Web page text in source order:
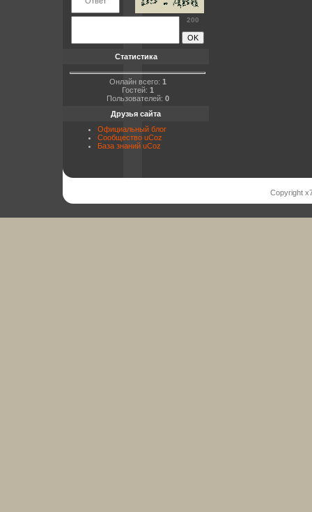
200
Статистика
Онлайн всего: 1
Гостей: 1
Пользователей: 0
Друзья сайта
Официальный блог
Сообщество uCoz
База знаний uCoz
Copyright